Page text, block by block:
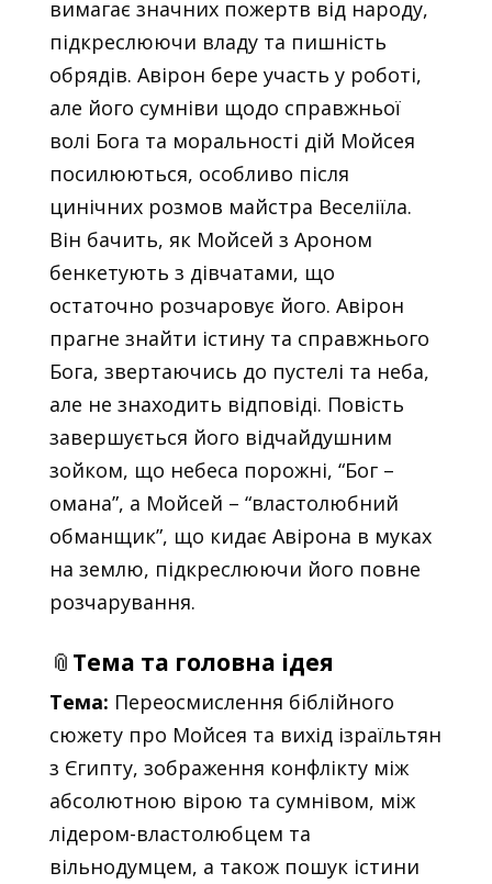
вимагає значних пожертв від народу,
підкреслюючи владу та пишність
обрядів. Авірон бере участь у роботі,
але його сумніви щодо справжньої
волі Бога та моральності дій Мойсея
посилюються, особливо після
цинічних розмов майстра Веселіїла.
Він бачить, як Мойсей з Ароном
бенкетують з дівчатами, що
остаточно розчаровує його. Авірон
прагне знайти істину та справжнього
Бога, звертаючись до пустелі та неба,
але не знаходить відповіді. Повість
завершується його відчайдушним
зойком, що небеса порожні, “Бог –
омана”, а Мойсей – “властолюбний
обманщик”, що кидає Авірона в муках
на землю, підкреслюючи його повне
розчарування.
📎 Тема та головна ідея
Тема: Переосмислення біблійного
сюжету про Мойсея та вихід ізраїльтян
з Єгипту, зображення конфлікту між
абсолютною вірою та сумнівом, між
лідером-властолюбцем та
вільнодумцем, а також пошук істини